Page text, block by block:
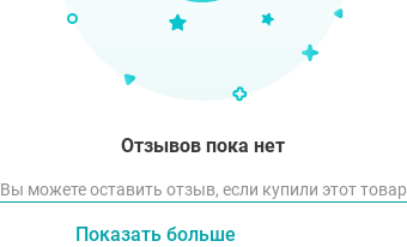
Отзывов пока нет
Вы можете оставить отзыв, если купили этот товар
Показать больше